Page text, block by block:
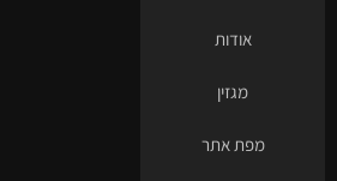
אודות
מגזין
מפת אתר